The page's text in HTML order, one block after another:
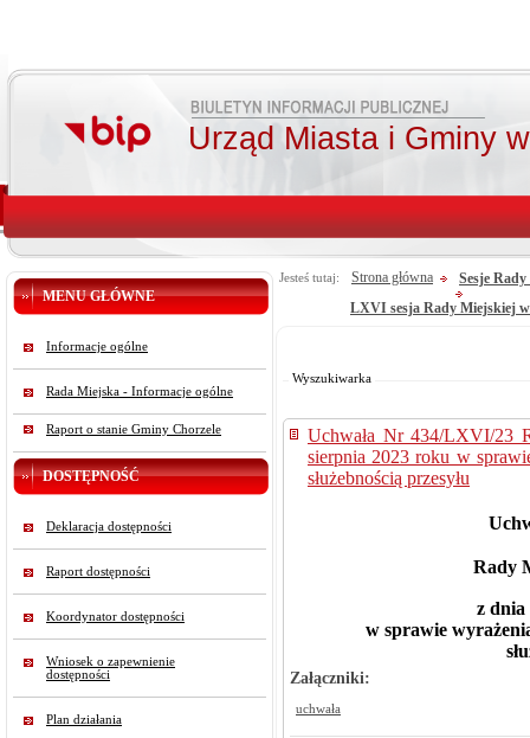
Urząd Miasta i Gminy
MENU GŁÓWNE
Informacje ogólne
Rada Miejska - Informacje ogólne
Raport o stanie Gminy Chorzele
DOSTĘPNOŚĆ
Deklaracja dostępności
Raport dostępności
Koordynator dostępności
Wniosek o zapewnienie
dostępności
Plan działania
Jesteś tutaj: Strona główna
Sesje
LXVI sesja Rady Miejskiej
Wyszukiwarka
Uchwała Nr 434/LXVI/23
sierpnia 2023 roku w
służebnością przesyłu
Rady
z dnia
w sprawie
Załączniki:
uchwała